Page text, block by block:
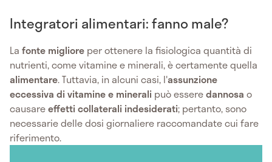
Integratori alimentari: fanno male?
La fonte migliore per ottenere la fisiologica quantità di
nutrienti, come vitamine e minerali, è certamente quella
alimentare. Tuttavia, in alcuni casi, l'assunzione
eccessiva di vitamine e minerali può esseredannosa o
causareeffetti collaterali indesiderati; pertanto, sono
necessarie delle dosi giornaliere raccomandate cui fare
riferimento.